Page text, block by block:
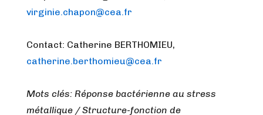
virginie.chapon@cea.fr
Contact: Catherine BERTHOMIEU,
catherine.berthomieu@cea.fr
Mots clés: Réponse bactérienne au stress
métallique / Structure-fonction de